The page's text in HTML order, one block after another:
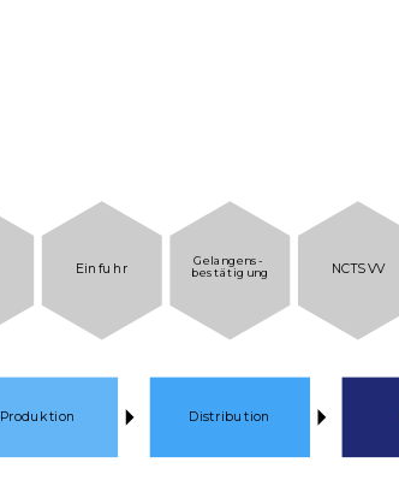
Einfuhr
Gelangens-
bestätigung
NCTS VV
Produktion Distribution